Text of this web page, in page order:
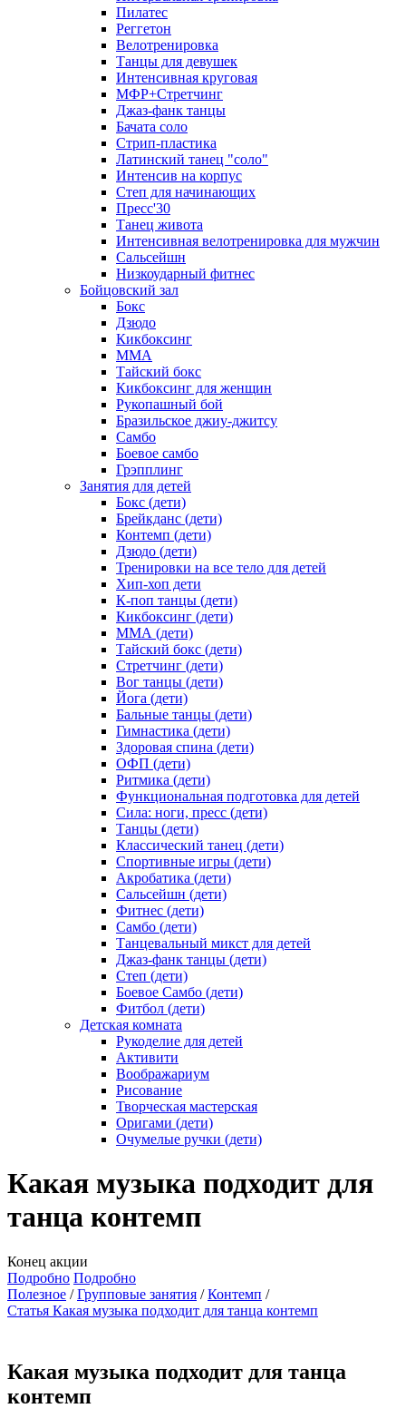
Пилатес
Реггетон
Велотренировка
Танцы для девушек
Интенсивная круговая
МФР+Стретчинг
Джаз-фанк танцы
Бачата соло
Стрип-пластика
Латинский танец "соло"
Интенсив на корпус
Степ для начинающих
Пресс'30
Танец живота
Интенсивная велотренировка для мужчин
Сальсейшн
Низкоударный фитнес
Бойцовский зал
Бокс
Дзюдо
Кикбоксинг
MMA
Тайский бокс
Кикбоксинг для женщин
Рукопашный бой
Бразильское джиу-джитсу
Самбо
Боевое самбо
Грэпплинг
Занятия для детей
Бокс (дети)
Брейкданс (дети)
Контемп (дети)
Дзюдо (дети)
Тренировки на все тело для детей
Хип-хоп дети
К-поп танцы (дети)
Кикбоксинг (дети)
ММА (дети)
Тайский бокс (дети)
Стретчинг (дети)
Вог танцы (дети)
Йога (дети)
Бальные танцы (дети)
Гимнастика (дети)
Здоровая спина (дети)
ОФП (дети)
Ритмика (дети)
Функциональная подготовка для детей
Сила: ноги, пресс (дети)
Танцы (дети)
Классический танец (дети)
Спортивные игры (дети)
Акробатика (дети)
Сальсейшн (дети)
Фитнес (дети)
Самбо (дети)
Танцевальный микст для детей
Джаз-фанк танцы (дети)
Степ (дети)
Боевое Самбо (дети)
Фитбол (дети)
Детская комната
Рукоделие для детей
Активити
Воображариум
Рисование
Творческая мастерская
Оригами (дети)
Очумелые ручки (дети)
Какая музыка подходит для
танца контемп
Конец акции
Подробно Подробно
Полезное
Групповые занятия
Контемп
Статья Какая музыка подходит для танца контемп
Какая музыка подходит для танца
контемп